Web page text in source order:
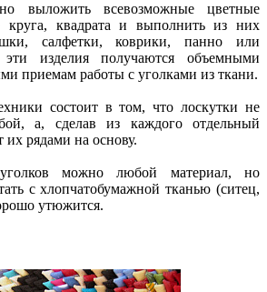
выложить всевозможные цветные
квадрата и выполнить из них
салфетки, коврики, панно или
изделия получаются объемными
приемам работы с уголками из ткани.
состоит в том, что лоскутки не
а, сделав из каждого отдельный
их рядами на основу.
можно любой материал, но
с хлопчатобумажной тканью (ситец,
утюжится.